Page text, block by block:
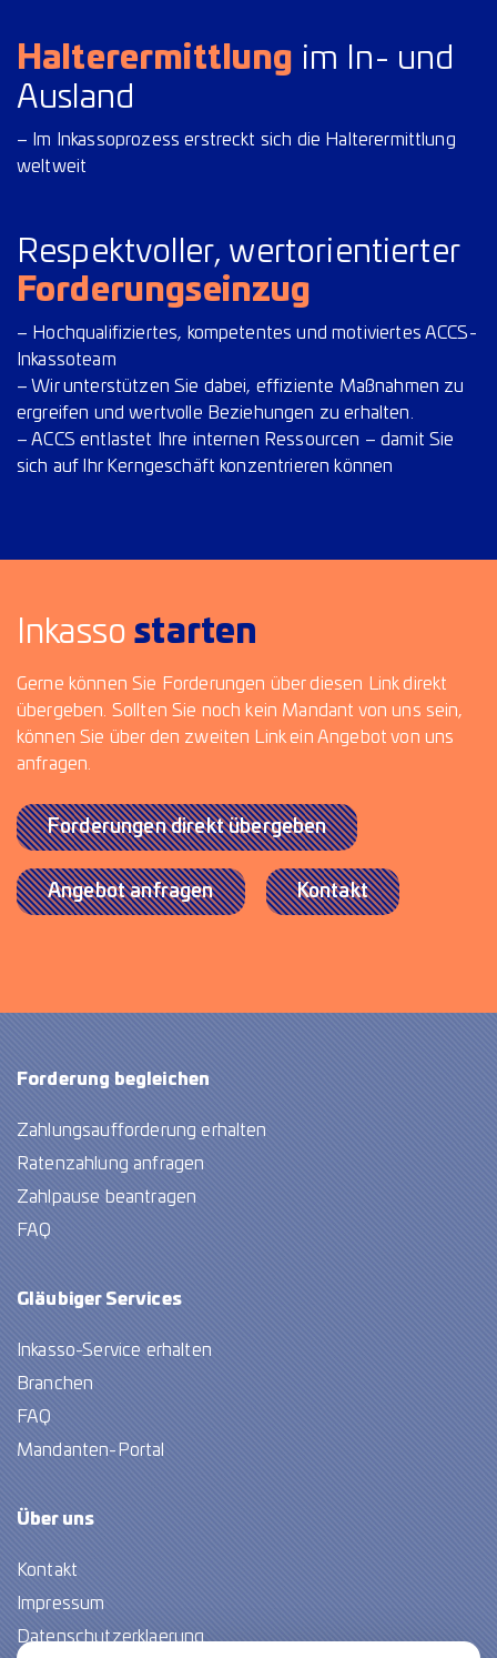
Halterermittlung im In- und
Ausland
– Im Inkassoprozess erstreckt sich die Halterermittlung
weltweit
Respektvoller, wertorientierter
Forderungseinzug
– Hochqualifiziertes, kompetentes und motiviertes ACCS-
Inkassoteam
– Wir unterstützen Sie dabei, effiziente Maßnahmen zu
ergreifen und wertvolle Beziehungen zu erhalten.
– ACCS entlastet Ihre internen Ressourcen – damit Sie
sich auf Ihr Kerngeschäft konzentrieren können
Inkassostarten
Gerne können Sie Forderungen über diesen Link direkt
übergeben. Sollten Sie noch kein Mandant von uns sein,
können Sie über den zweiten Link ein Angebot von uns
anfragen.
Forderungen direkt übergeben
Angebot anfragen Kontakt
Forderung begleichen
Zahlungsaufforderung erhalten
Ratenzahlung anfragen
Zahlpause beantragen
FAQ
Gläubiger Services
Inkasso-Service erhalten
Branchen
FAQ
Mandanten-Portal
Über uns
Kontakt
Impressum
Datenschutzerklaerung